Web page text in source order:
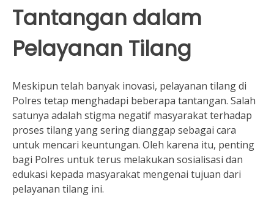
Tantangan dalam
Pelayanan Tilang
Meskipun telah banyak inovasi, pelayanan tilang di
Polres tetap menghadapi beberapa tantangan. Salah
satunya adalah stigma negatif masyarakat terhadap
proses tilang yang sering dianggap sebagai cara
untuk mencari keuntungan. Oleh karena itu, penting
bagi Polres untuk terus melakukan sosialisasi dan
edukasi kepada masyarakat mengenai tujuan dari
pelayanan tilang ini.